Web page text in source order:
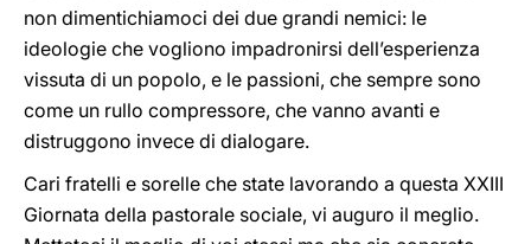
non dimentichiamoci dei due grandi nemici: le
ideologie che vogliono impadronirsi dell’esperienza
vissuta di un popolo, e le passioni, che sempre sono
come un rullo compressore, che vanno avanti e
distruggono invece di dialogare.
Cari fratelli e sorelle che state lavorando a questa XXIII
Giornata della pastorale sociale, vi auguro il meglio.